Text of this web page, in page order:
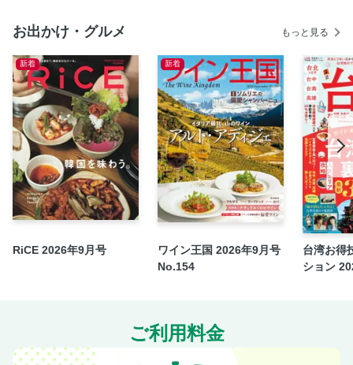
Gourmet Street「KUOHKA」の注目店！
COLORSー
YELLOW
ORANGE
PINK
RED
BROWN
OTHERS
この秋行きたいトコ100
美術館＆博物館
お出かけ・グルメ もっと見る
新着
RiCE 2026年9月号
新着
ワイン王国 2026年9月号
No.154
台湾お得
ション
ご利用料金